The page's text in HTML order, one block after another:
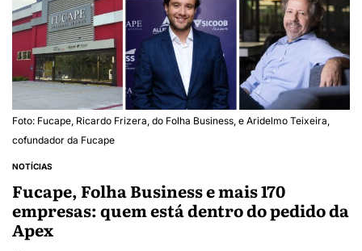
Foto: Fucape, Ricardo Frizera, do Folha Business, e Aridelmo Teixeira,
cofundador da Fucape
NOTÍCIAS
Fucape, Folha Business e mais 170
empresas: quem está dentro do pedido da
Apex